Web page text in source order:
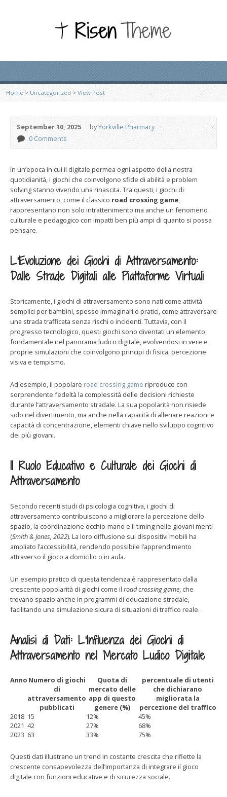
Home > Uncategorized > View Post
September 10, 2025 byYorkville Pharmacy
0 Comments
In un’epoca in cui il digitale permea ogni aspetto della nostra
quotidianità, i giochi che coinvolgono sfide di abilità e problem
solving stanno vivendo una rinascita. Tra questi, i giochi di
attraversamento, come il classico road crossing game,
rappresentano non solo intrattenimento ma anche un fenomeno
culturale e pedagogico con impatti ben più ampi di quanto si possa
pensare.
L’Evoluzione dei Giochi di Attraversamento:
Dalle Strade Digitali alle Piattaforme Virtuali
Storicamente, i giochi di attraversamento sono nati come attività
semplici per bambini, spesso immaginari o pratici, come attraversare
una strada trafficata senza rischi o incidenti. Tuttavia, con il
progresso tecnologico, questi giochi sono diventati un elemento
fondamentale nel panorama ludico digitale, evolvendosi in vere e
proprie simulazioni che coinvolgono principi di fisica, percezione
visiva e tempismo.
Ad esempio, il popolare road crossing game riproduce con
sorprendente fedeltà la complessità delle decisioni richieste
durante l’attraversamento stradale. La sua popolarità non risiede
solo nel divertimento, ma anche nella capacità di allenare reazioni e
capacità di concentrazione, elementi chiave nello sviluppo cognitivo
dei più giovani.
Il Ruolo Educativo e Culturale dei Giochi di
Attraversamento
Secondo recenti studi di psicologia cognitiva, i giochi di
attraversamento contribuiscono a migliorare la percezione dello
spazio, la coordinazione occhio-mano e il timing nelle giovani menti
(Smith & Jones, 2022). La loro diffusione sui dispositivi mobili ha
ampliato l’accessibilità, rendendo possibile l’apprendimento
attraverso il gioco a domicilio o in aula.
Un esempio pratico di questa tendenza è rappresentato dalla
crescente popolarità di giochi come il road crossing game, che
trovano spazio anche in programmi di educazione stradale,
facilitando una simulazione sicura di situazioni di traffico reale.
Analisi di Dati: L’Influenza dei Giochi di
Attraversamento nel Mercato Ludico Digitale
Anno Numero di giochi
di
attraversamento
pubblicati
Quota di
mercato delle
app di questo
genere (%)
percentuale di utenti
che dichiarano
migliorata la
percezione del traffico
2018 15 12%
45%
2021 42 27%
68%
2023 63 33% 75%
Questi dati illustrano un trend in costante crescita che riflette la
crescente consapevolezza dell’importanza di integrare il gioco
digitale con funzioni educative e di sicurezza sociale.